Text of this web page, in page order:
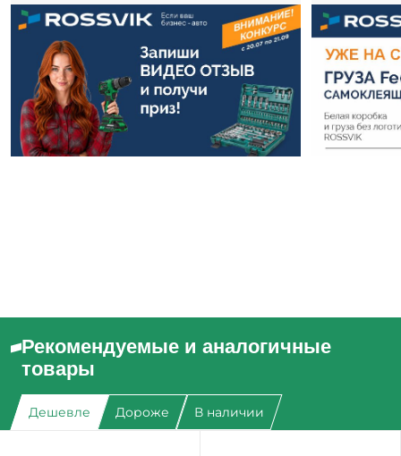
Рекомендуемые и аналогичные
товары
Дешевле Дороже В наличии